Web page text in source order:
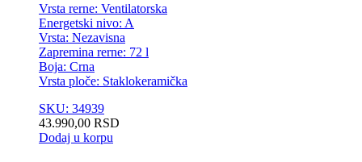
Vrsta rerne: Ventilatorska
Energetski nivo: A
Vrsta: Nezavisna
Zapremina rerne: 72 l
Boja: Crna
Vrsta ploče: Staklokeramička
SKU: 34939
43.990,00 RSD
Dodaj u korpu